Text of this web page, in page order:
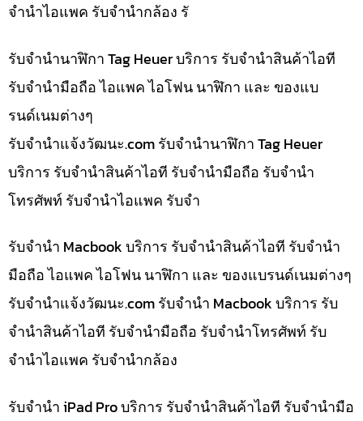
จำนำไอแพค รับจำนำกล้อง รั
รับจำนำนาฬิกา Tag Heuer บริการ รับจำนำสินค้าไอที
รับจำนำมือถือ ไอแพค ไอโฟน นาฬิกา และ ของแบ
รนด์เนมต่างๆ
รับจํานําแจ้งวัฒนะ.com รับจำนำนาฬิกา Tag Heuer
บริการ รับจำนำสินค้าไอที รับจำนำมือถือ รับจำนำ
โทรศัพท์ รับจำนำไอแพค รับจำ
รับจำนำ Macbook บริการ รับจำนำสินค้าไอที รับจำนำ
มือถือ ไอแพค ไอโฟน นาฬิกา และ ของแบรนด์เนมต่างๆ
รับจํานําแจ้งวัฒนะ.com รับจำนำ Macbook บริการ รับ
จำนำสินค้าไอที รับจำนำมือถือ รับจำนำโทรศัพท์ รับ
จำนำไอแพค รับจำนำกล้อง
รับจำนำ iPad Pro บริการ รับจำนำสินค้าไอที รับจำนำมือ